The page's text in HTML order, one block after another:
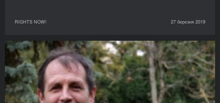
RIGHTS NOW! 27 березня 2019